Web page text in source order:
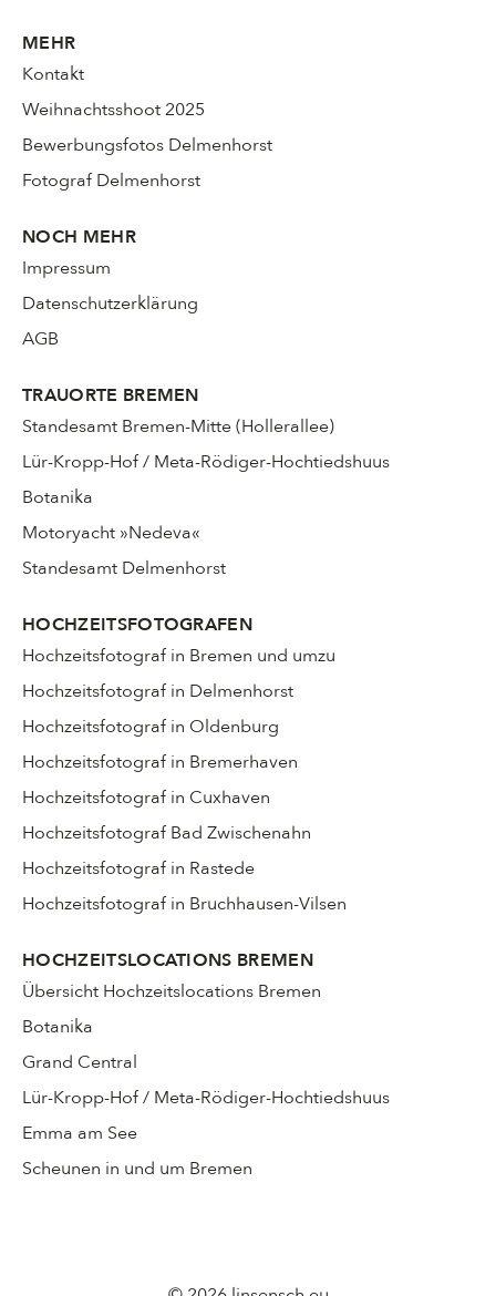
MEHR
Kontakt
Weihnachtsshoot 2025
Bewerbungsfotos Delmenhorst
Fotograf Delmenhorst
NOCH MEHR
Impressum
Datenschutzerklärung
AGB
TRAUORTE BREMEN
Standesamt Bremen-Mitte (Hollerallee)
Lür-Kropp-Hof / Meta-Rödiger-Hochtiedshuus
Botanika
Motoryacht »Nedeva«
Standesamt Delmenhorst
HOCHZEITSFOTOGRAFEN
Hochzeitsfotograf in Bremen und umzu
Hochzeitsfotograf in Delmenhorst
Hochzeitsfotograf in Oldenburg
Hochzeitsfotograf in Bremerhaven
Hochzeitsfotograf in Cuxhaven
Hochzeitsfotograf Bad Zwischenahn
Hochzeitsfotograf in Rastede
Hochzeitsfotograf in Bruchhausen-Vilsen
HOCHZEITSLOCATIONS BREMEN
Übersicht Hochzeitslocations Bremen
Botanika
Grand Central
Lür-Kropp-Hof / Meta-Rödiger-Hochtiedshuus
Emma am See
Scheunen in und um Bremen